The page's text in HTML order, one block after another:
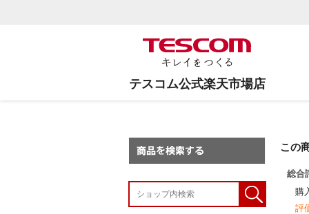
テスコム公式楽天市場店
この
総合
購
評